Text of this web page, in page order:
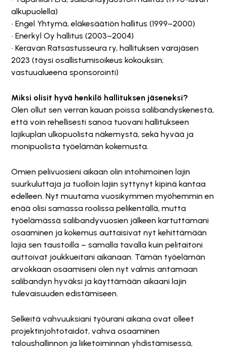
alkupuolella)
• Engel Yhtymä, eläkesäätiön hallitus (1999–2000)
• Enerkyl Oy hallitus (2003–2004)
• Keravan Ratsastusseura ry, hallituksen varajäsen
2023 (täysi osallistumisoikeus kokouksiin;
vastuualueena sponsorointi)
Miksi olisit hyvä henkilö hallituksen jäseneksi?
Olen ollut sen verran kauan poissa salibandyskenestä,
että voin rehellisesti sanoa tuovani hallitukseen
lajikuplan ulkopuolista näkemystä, sekä hyvää ja
monipuolista työelämän kokemusta.
Omien pelivuosieni aikaan olin intohimoinen lajin
suurkuluttaja ja tuolloin lajiin syttynyt kipinä kantaa
edelleen. Nyt muutama vuosikymmen myöhemmin en
enää olisi samassa roolissa pelikentällä, mutta
työelämässä salibandyvuosien jälkeen kartuttamani
osaaminen ja kokemus auttaisivat nyt kehittämään
lajia sen taustoilla – samalla tavalla kuin pelitaitoni
auttoivat joukkueitani aikanaan. Tämän työelämän
arvokkaan osaamiseni olen nyt valmis antamaan
salibandyn hyväksi ja käyttämään aikaani lajin
tulevaisuuden edistämiseen.
Selkeitä vahvuuksiani työurani aikana ovat olleet
projektinjohtotaidot, vahva osaaminen
taloushallinnon ja liiketoiminnan yhdistämisessä,